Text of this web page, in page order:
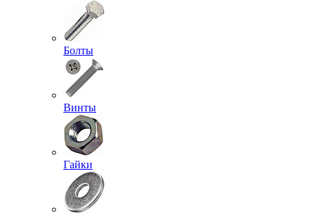
Болты
Винты
Гайки